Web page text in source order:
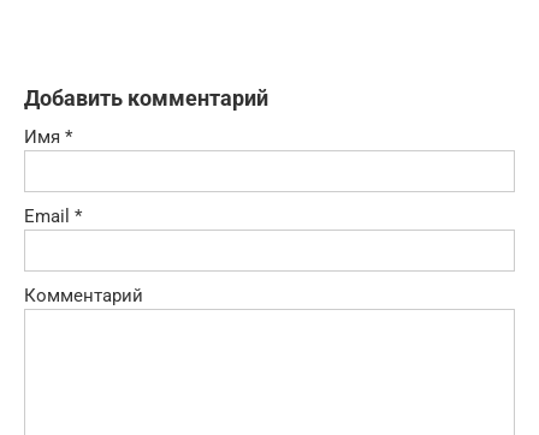
Добавить комментарий
Имя *
Email *
Комментарий